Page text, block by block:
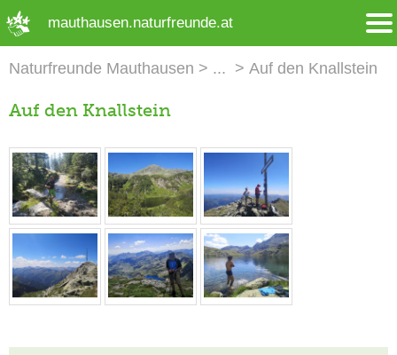
mauthausen.naturfreunde.at
Naturfreunde Mauthausen Auf den Knallstein
Auf den Knallstein